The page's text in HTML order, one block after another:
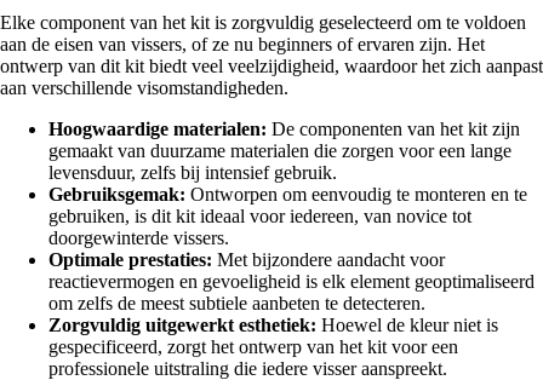
Elke component van het kit is zorgvuldig geselecteerd om te voldoen
aan de eisen van vissers, of ze nu beginners of ervaren zijn. Het
ontwerp van dit kit biedt veel veelzijdigheid, waardoor het zich aanpast
aan verschillende visomstandigheden.
Hoogwaardige materialen: De componenten van het kit zijn
gemaakt van duurzame materialen die zorgen voor een lange
levensduur, zelfs bij intensief gebruik.
Gebruiksgemak: Ontworpen om eenvoudig te monteren en te
gebruiken, is dit kit ideaal voor iedereen, van novice tot
doorgewinterde vissers.
Optimale prestaties: Met bijzondere aandacht voor
reactievermogen en gevoeligheid is elk element geoptimaliseerd
om zelfs de meest subtiele aanbeten te detecteren.
Zorgvuldig uitgewerkt esthetiek: Hoewel de kleur niet is
gespecificeerd, zorgt het ontwerp van het kit voor een
professionele uitstraling die iedere visser aanspreekt.